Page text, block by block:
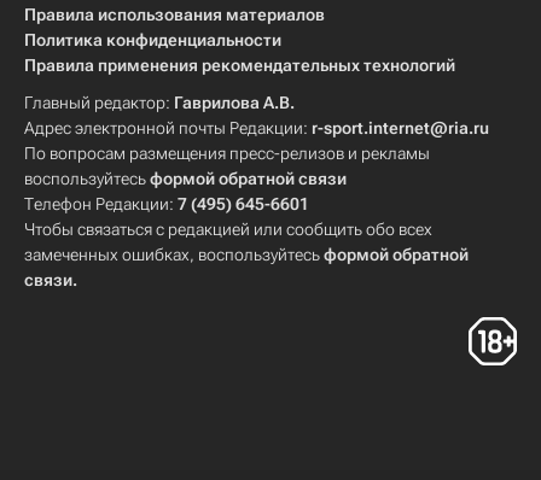
Правила использования материалов
Политика конфиденциальности
Правила применения рекомендательных технологий
Главный редактор: Гаврилова А.В.
Адрес электронной почты Редакции: r-sport.internet@ria.ru
По вопросам размещения пресс-релизов и рекламы
воспользуйтесьформой обратной связи
Телефон Редакции: 7 (495) 645-6601
Чтобы связаться с редакцией или сообщить обо всех
замеченных ошибках, воспользуйтесьформой обратной
связи.